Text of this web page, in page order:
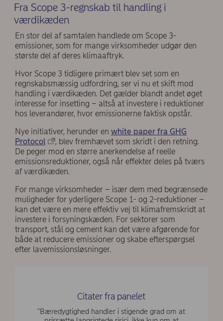
Fra Scope 3-regnskab til handling i
værdikæden
En stor del af samtalen handlede om Scope 3-
emissioner, som for mange virksomheder udgør den
største del af deres klimaaftryk.
Hvor Scope 3 tidligere primært blev set som en
regnskabsmæssig udfordring, ser vi nu et skift mod
handling i værdikæden. Det gælder blandt andet øget
interesse for insetting – altså at investere i reduktioner
hos leverandører, hvor emissionerne faktisk opstår.
Nye initiativer, herunder en white paper fra GHG
Protocol
, blev fremhævet som skridt i den retning.
De peger mod en større anerkendelse af reelle
emissionsreduktioner, også når effekter deles på tværs
af værdikæden.
For mange virksomheder – især dem med begrænsede
muligheder for yderligere Scope 1- og 2-reduktioner –
kan det være en mere effektiv vej til klimafremskridt at
investere i forsyningskæden. For sektorer som
transport, stål og cement kan det være afgørende for
både at reducere emissioner og skabe efterspørgsel
efter lavemissionsløsninger.
Citater fra panelet
"Bæredygtighed handler i stigende grad om at